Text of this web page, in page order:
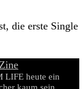
die erste Single
LIFE heute ein